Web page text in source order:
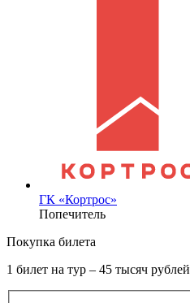
ГК «Кортрос»
Попечитель
Покупка билета
1 билет на тур – 45 тысяч рублей